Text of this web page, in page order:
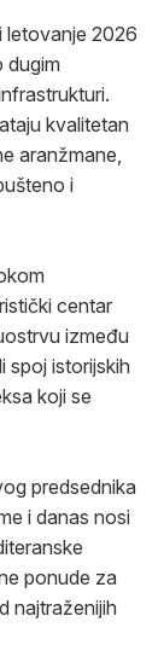
letovanje 2026
dugim
kvalitetan
aranžmane,
i
centar
između
spoj istorijskih
koji se
predsednika
i danas nosi
ponude za
najtraženijih